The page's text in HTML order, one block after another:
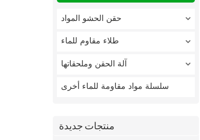
حقن الحشو المواد
طلاء مقاوم للماء
آلة الحقن وملحقاتها
سلسلة مواد مقاومة للماء أخرى
منتجات جديدة